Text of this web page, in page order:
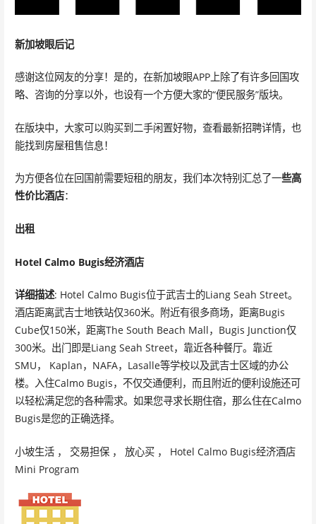
新加坡眼后记
感谢这位网友的分享！是的，在新加坡眼APP上除了有许多回国攻
略、咨询的分享以外，也设有一个方便大家的“便民服务”版块。
在版块中，大家可以购买到二手闲置好物，查看最新招聘详情，也
能找到房屋租售信息！
为方便各位在回国前需要短租的朋友，我们本次特别汇总了一些高
性价比酒店：
出租
Hotel Calmo Bugis经济酒店
详细描述: Hotel Calmo Bugis位于武吉士的Liang Seah Street。
酒店距离武吉士地铁站仅360米。附近有很多商场，距离Bugis
Cube仅150米，距离The South Beach Mall，Bugis Junction仅
300米。出门即是Liang Seah Street，靠近各种餐厅。靠近
SMU， Kaplan，NAFA，Lasalle等学校以及武吉士区域的办公
楼。入住Calmo Bugis，不仅交通便利，而且附近的便利设施还可
以轻松满足您的各种需求。如果您寻求长期住宿，那么住在Calmo
Bugis是您的正确选择。
小坡生活 ， 交易担保 ， 放心买 ， Hotel Calmo Bugis经济酒店
Mini Program